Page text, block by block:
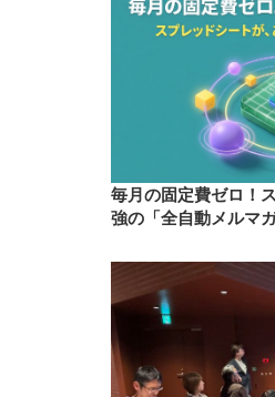
毎月の固定費ゼロ！
強の「全自動メルマ